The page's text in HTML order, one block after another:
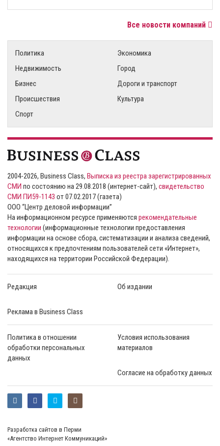
Все новости компаний
Политика
Экономика
Недвижимость
Город
Бизнес
Дороги и транспорт
Происшествия
Культура
Спорт
2004-2026, Business Class, Выписка из реестра зарегистрированных
СМИ по состоянию на 29.08.2018 (интернет-сайт), свидетельство
СМИ ПИ59-1143 от 07.02.2017 (газета)
ООО “Центр деловой информации”
На информационном ресурсе применяются рекомендательные
технологии (информационные технологии предоставления
информации на основе сбора, систематизации и анализа сведений,
относящихся к предпочтениям пользователей сети «Интернет»,
находящихся на территории Российской Федерации).
Редакция Об издании
Реклама в Business Class
Политика в отношении
обработки персональных
данных
Условия использования
материалов
Согласие на обработку данных
Разработка сайтов в Перми
«Агентство Интернет Коммуникаций»